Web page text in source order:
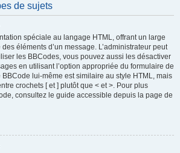
de sujets
spéciale au langage HTML, offrant un large
éléments d’un message. L’administrateur peut
les BBCodes, vous pouvez aussi les désactiver
en utilisant l’option appropriée du formulaire de
lui-même est similaire au style HTML, mais
crochets [ et ] plutôt que < et >. Pour plus
consultez le guide accessible depuis la page de